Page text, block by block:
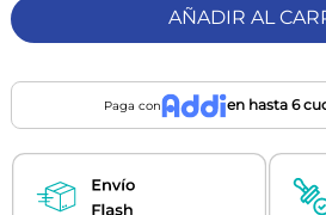
AÑADIR AL
Paga con en hasta 6